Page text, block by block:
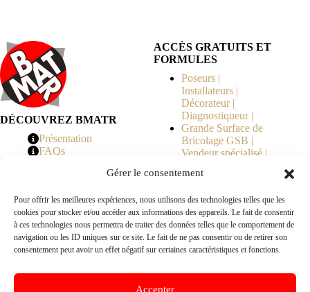
Gérer le consentement
Pour offrir les meilleures expériences, nous utilisons des technologies telles que les
cookies pour stocker et/ou accéder aux informations des appareils. Le fait de consentir
à ces technologies nous permettra de traiter des données telles que le comportement de
navigation ou les ID uniques sur ce site. Le fait de ne pas consentir ou de retirer son
consentement peut avoir un effet négatif sur certaines caractéristiques et fonctions.
Accepter
DÉCOUVREZ BMATR
Présentation
FAQs
ACCÈS GRATUITS ET
FORMULES
Poseurs |
Installateurs |
Décorateur |
Diagnostiqueur |
Grande Surface de
Bricolage GSB |
Vendeur spécialisé |
Copropriété | MOE |
en Travaux |
Fabricants | Marque |
© 2026 BMATR® — Tous droits réservés.